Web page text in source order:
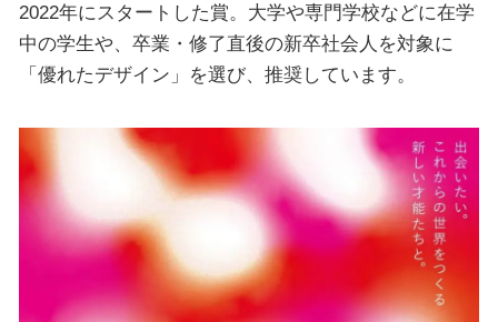
2022年にスタートした賞。大学や専門学校などに在学
中の学⽣や、卒業・修了直後の新卒社会人を対象に
「優れたデザイン」を選び、推奨しています。